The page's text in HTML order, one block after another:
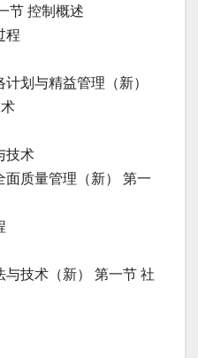
节 控制概述
程
划与精益管理（新）
技术
面质量管理（新） 第一
技术（新） 第一节 社